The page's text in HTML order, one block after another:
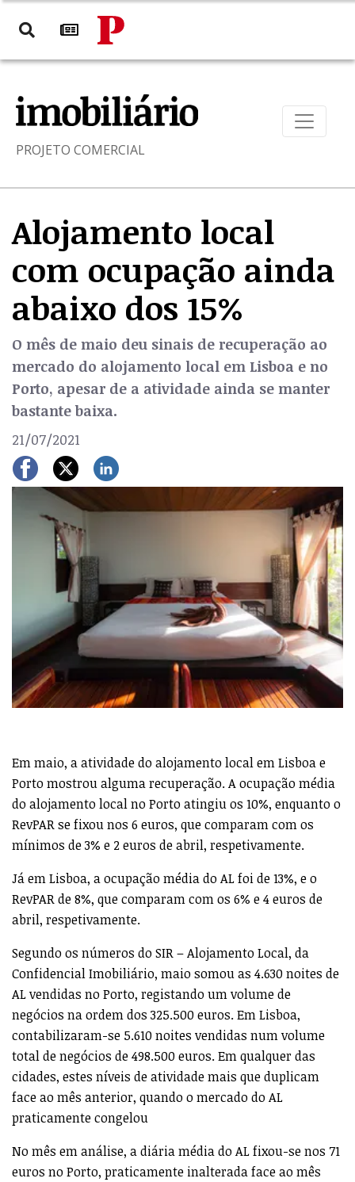
PROJETO COMERCIAL
Alojamento local
com ocupação ainda
abaixo dos 15%
O mês de maio deu sinais de recuperação ao
mercado do alojamento local em Lisboa e no
Porto, apesar de a atividade ainda se manter
bastante baixa.
21/07/2021
Em maio, a atividade do alojamento local em Lisboa e
Porto mostrou alguma recuperação. A ocupação média
do alojamento local no Porto atingiu os 10%, enquanto o
RevPAR se fixou nos 6 euros, que comparam com os
mínimos de 3% e 2 euros de abril, respetivamente.
Já em Lisboa, a ocupação média do AL foi de 13%, e o
RevPAR de 8%, que comparam com os 6% e 4 euros de
abril, respetivamente.
Segundo os números do SIR – Alojamento Local, da
Confidencial Imobiliário, maio somou as 4.630 noites de
AL vendidas no Porto, registando um volume de
negócios na ordem dos 325.500 euros. Em Lisboa,
contabilizaram-se 5.610 noites vendidas num volume
total de negócios de 498.500 euros. Em qualquer das
cidades, estes níveis de atividade mais que duplicam
face ao mês anterior, quando o mercado do AL
praticamente congelou
No mês em análise, a diária média do AL fixou-se nos 71
euros no Porto, praticamente inalterada face ao mês